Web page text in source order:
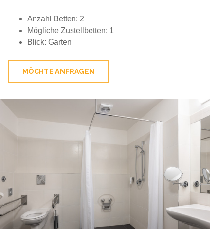
Anzahl Betten: 2
Mögliche Zustellbetten: 1
Blick: Garten
MÖCHTE ANFRAGEN